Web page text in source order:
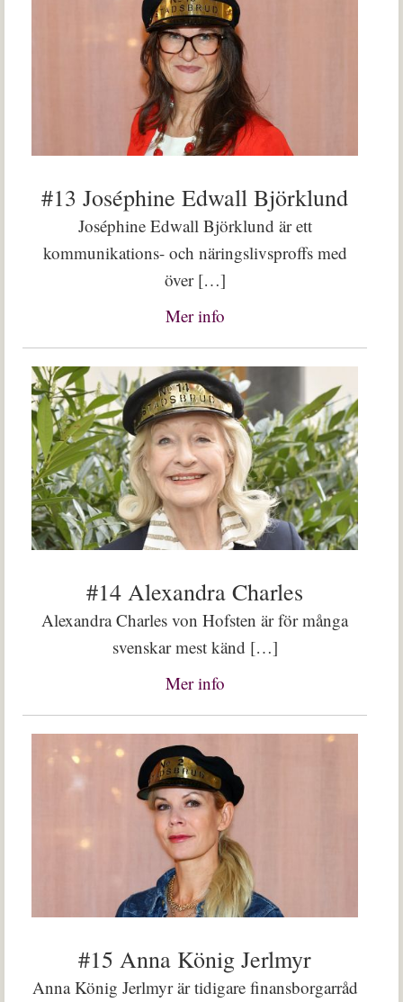
#13 Joséphine Edwall Björklund
Joséphine Edwall Björklund är ett
kommunikations- och näringslivsproffs med
över […]
Mer info
#14 Alexandra Charles
Alexandra Charles von Hofsten är för många
svenskar mest känd […]
Mer info
#15 Anna König Jerlmyr
Anna König Jerlmyr är tidigare finansborgarråd